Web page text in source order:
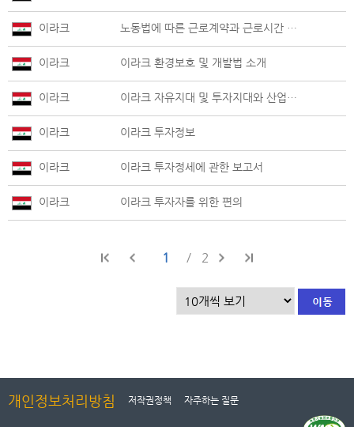
이라크 노동법에 따른 근로계약과 근로시간 및 휴가
이라크 이라크 환경보호 및 개발법 소개
이라크 이라크 자유지대 및 투자지대와 산업재산권보호에 관한 보고서
이라크 이라크 투자정보
이라크 이라크 투자정세에 관한 보고서
이라크 이라크 투자자를 위한 편의
1 2
개인정보처리방침 저작권정책 자주하는 질문